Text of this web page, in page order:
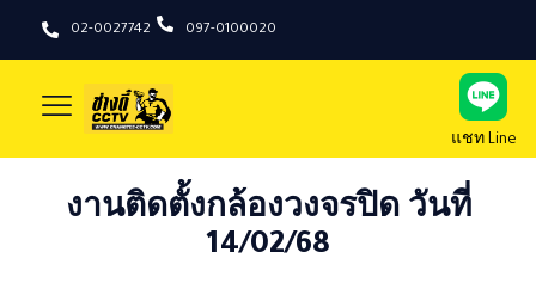
02-0027742 097-0100020
แชท Line
งานติดตั้งกล้องวงจรปิด วันที่
14/02/68